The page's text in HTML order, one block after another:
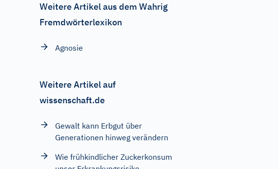
Weitere Artikel aus dem Wahrig
Fremdwörterlexikon
Agnosie
Weitere Artikel auf
wissenschaft.de
Gewalt kann Erbgut über
Generationen hinweg verändern
Wie frühkindlicher Zuckerkonsum